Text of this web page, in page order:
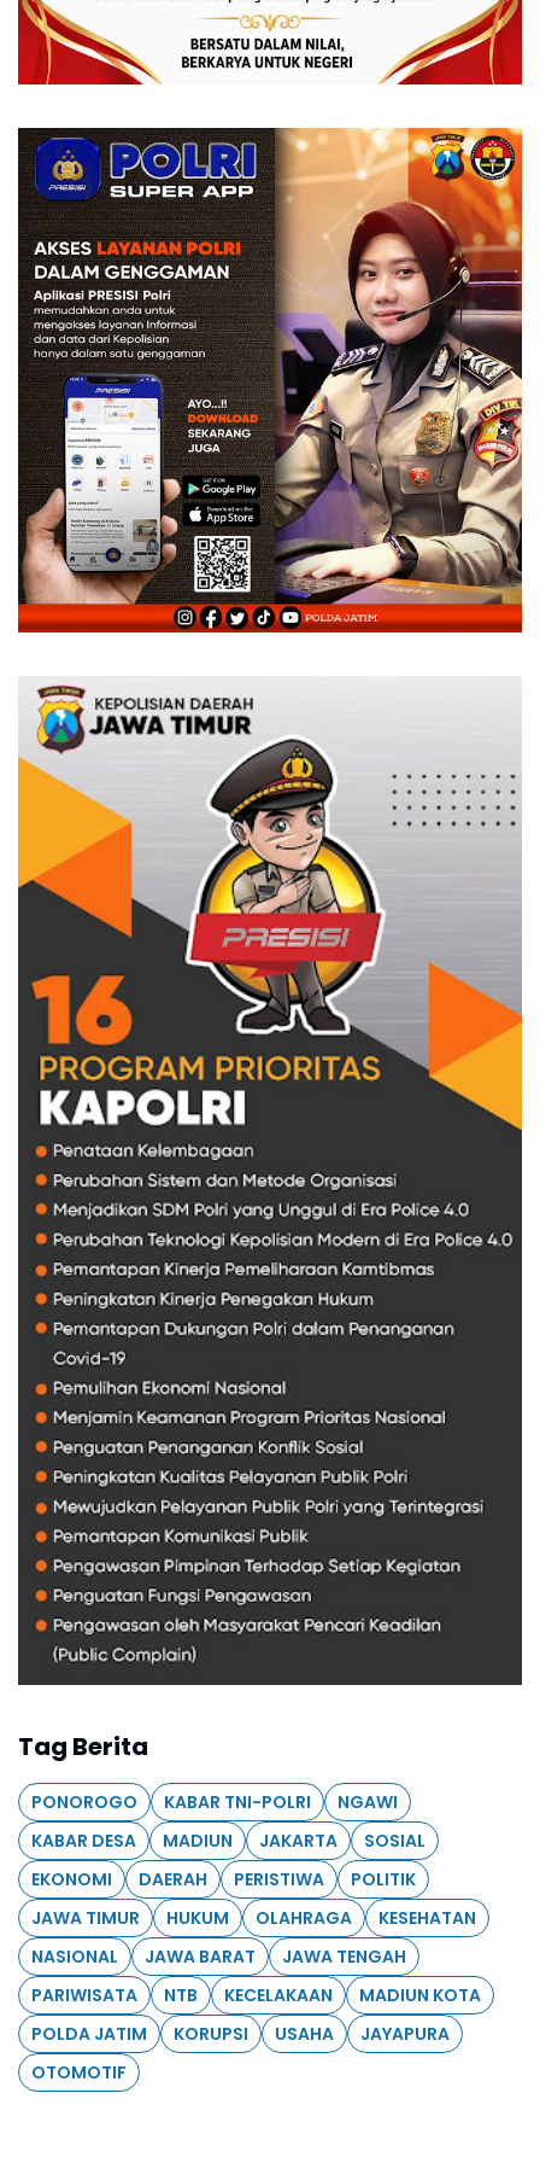
Tag Berita
PONOROGO KABAR TNI-POLRI
NGAWI
KABAR DESA
MADIUN JAKARTA
SOSIAL
EKONOMI
DAERAH PERISTIWA
POLITIK
JAWA TIMUR
HUKUM OLAHRAGA
KESEHATAN
NASIONAL
JAWA BARAT
JAWA TENGAH
PARIWISATA
NTB KECELAKAAN
MADIUN KOTA
POLDA JATIM
KORUPSI USAHA
JAYAPURA
OTOMOTIF